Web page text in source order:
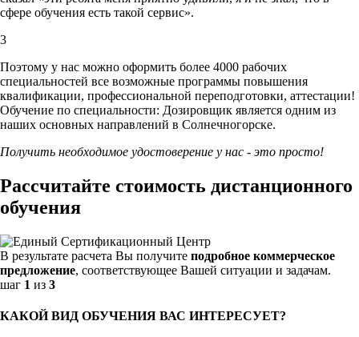
сфере обучения есть такой сервис».
3
Поэтому у нас можно оформить более 4000 рабочих
специальностей все возможные программы повышения
квалификации, профессиональной переподготовки, аттестации!
Обучение по специальности: Дозировщик является одним из
наших основных направлений в Солнечногорске.
Получить необходимое удостоверение у нас - это просто!
Рассчитайте стоимость дистанционного
обучения
В результате расчета Вы получите подробное коммерческое
предложение, соответствующее Вашей ситуации и задачам.
шаг 1 из 3
КАКОЙ ВИД ОБУЧЕНИЯ ВАС ИНТЕРЕСУЕТ?